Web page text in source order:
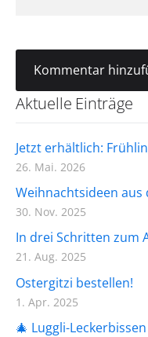
Aktuelle Einträge
Jetzt erhältlich:
26. Mai. 2026
Weihnachtsideen aus
30. Nov. 2025
In drei Schritten zum
21. Aug. 2025
Ostergitzi bestellen!
1. Apr. 2025
🎄 Luggli-